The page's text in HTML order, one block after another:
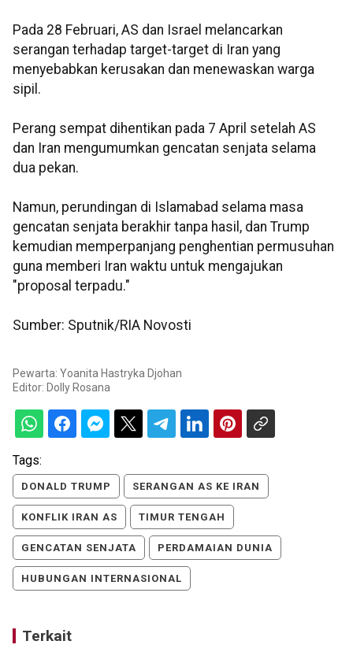
Pada 28 Februari, AS dan Israel melancarkan
serangan terhadap target-target di Iran yang
menyebabkan kerusakan dan menewaskan warga
sipil.
Perang sempat dihentikan pada 7 April setelah AS
dan Iran mengumumkan gencatan senjata selama
dua pekan.
Namun, perundingan di Islamabad selama masa
gencatan senjata berakhir tanpa hasil, dan Trump
kemudian memperpanjang penghentian permusuhan
guna memberi Iran waktu untuk mengajukan
"proposal terpadu."
Sumber: Sputnik/RIA Novosti
Pewarta: Yoanita Hastryka Djohan
Editor: Dolly Rosana
Tags:
DONALD TRUMP SERANGAN AS KE IRAN
KONFLIK IRAN AS TIMUR TENGAH
GENCATAN SENJATA PERDAMAIAN DUNIA
HUBUNGAN INTERNASIONAL
Terkait